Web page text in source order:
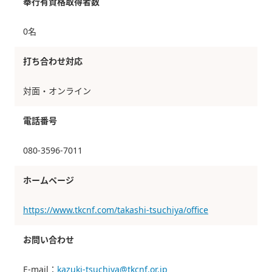
奉行有資格取得者数
0名
打ち合わせ対応
対面・オンライン
電話番号
080-3596-7011
ホームページ
https://www.tkcnf.com/takashi-tsuchiya/office
お問い合わせ
E-mail： kazuki-tsuchiya@tkcnf.or.jp